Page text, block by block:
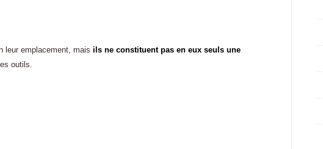
leur emplacement, mais ils ne constituent pas en eux seuls une
outils.